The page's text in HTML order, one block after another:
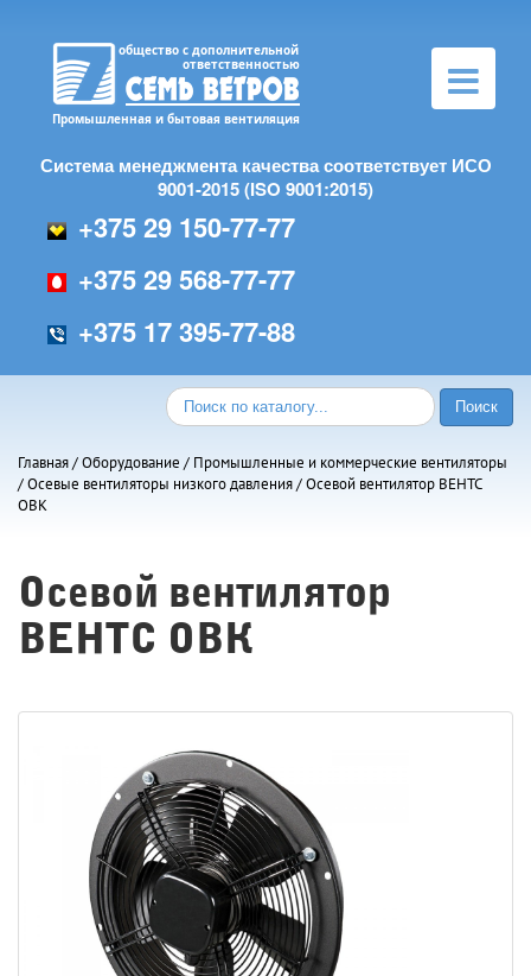
Система менеджмента качества соответствует ИСО
9001-2015 (ISO 9001:2015)
+375 29 150-77-77
+375 29 568-77-77
+375 17 395-77-88
Главная/Оборудование / Промышленные и коммерческие вентиляторы
/Осевые вентиляторы низкого давления/ Осевой вентилятор ВЕНТС
ОВК
Осевой вентилятор
ВЕНТС ОВК